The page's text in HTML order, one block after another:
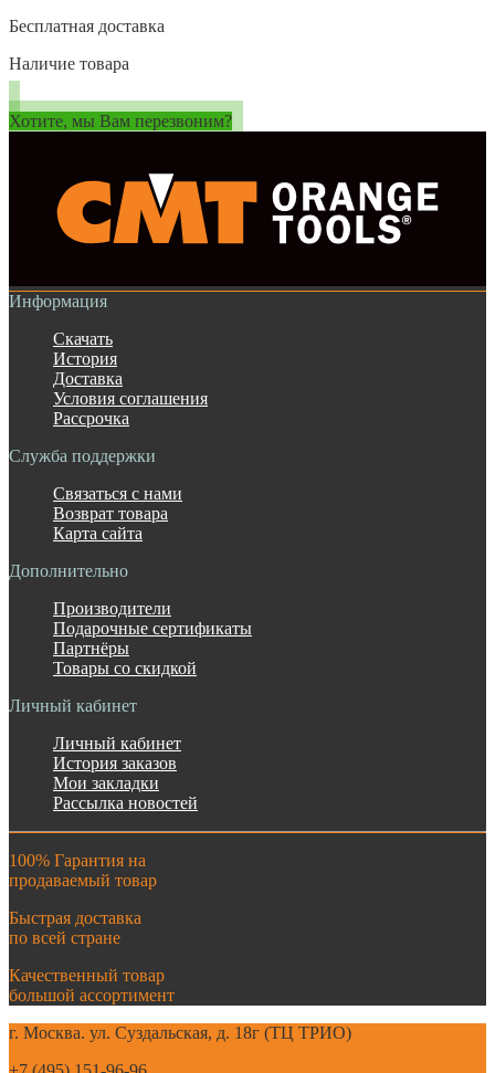
Бесплатная доставка
Наличие товара
Хотите, мы Вам перезвоним?
Информация
Скачать
История
Доставка
Условия соглашения
Рассрочка
Служба поддержки
Связаться с нами
Возврат товара
Карта сайта
Дополнительно
Производители
Подарочные сертификаты
Партнёры
Товары со скидкой
Личный кабинет
Личный кабинет
История заказов
Мои закладки
Рассылка новостей
100% Гарантия на
продаваемый товар
Быстрая доставка
по всей стране
Качественный товар
большой ассортимент
г. Москва. ул. Суздальская, д. 18г (ТЦ ТРИО)